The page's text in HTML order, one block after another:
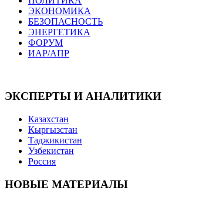
ЭКОНОМИКА
БЕЗОПАСНОСТЬ
ЭНЕРГЕТИКА
ФОРУМ
ИАР/АПР
ЭКСПЕРТЫ И АНАЛИТИКИ
Казахстан
Кыргызстан
Таджикистан
Узбекистан
Россия
НОВЫЕ МАТЕРИАЛЫ